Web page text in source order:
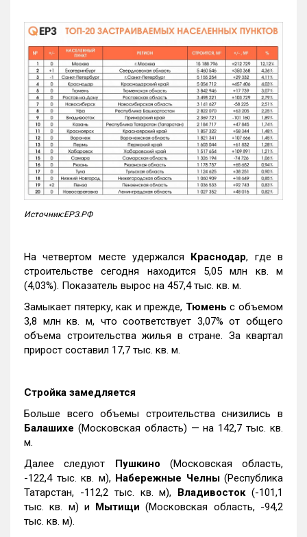
Источник:ЕРЗ.РФ
На четвертом месте удержался Краснодар, где в
строительстве сегодня находится 5,05 млн кв. м
(4,03%). Показатель вырос на 457,4 тыс. кв. м.
Замыкает пятерку, как и прежде, Тюмень с объемом
3,8 млн кв. м, что соответствует 3,07% от общего
объема строительства жилья в стране. За квартал
прирост составил 17,7 тыс. кв. м.
Стройка замедляется
Больше всего объемы строительства снизились в
Балашихе (Московская область) — на 142,7 тыс. кв.
м.
Далее следуют Пушкино (Московская область,
-122,4 тыс. кв. м), Набережные Челны(Республика
Татарстан, -112,2 тыс. кв. м), Владивосток(-101,1
тыс. кв. м) и Мытищи (Московская область, -94,2
тыс. кв. м).